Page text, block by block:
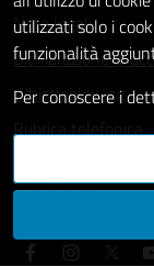
Note legali
Dichiarazione di
Whistleblowing
Rubrica telefonica
SEGUICI SU
utilizzati solo i
funzionalità
Per conoscere i